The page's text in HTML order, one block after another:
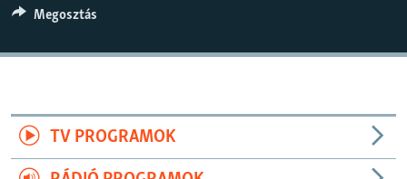
Valamennyi RFE/RL weboldal
Megosztás
TV PROGRAMOK